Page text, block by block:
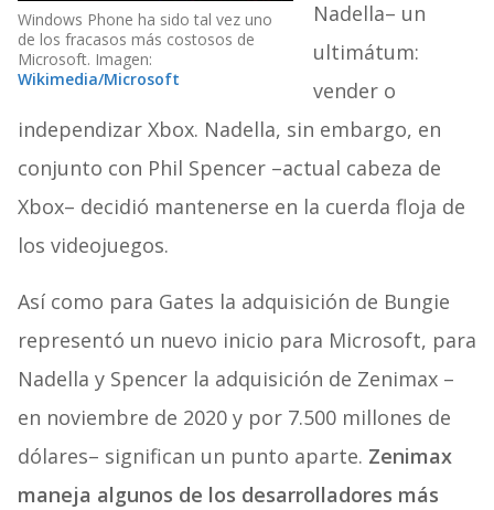
Windows Phone ha sido tal vez uno
de los fracasos más costosos de
Microsoft. Imagen:
Wikimedia/Microsoft
Nadella– un
ultimátum:
vender o
independizar Xbox. Nadella, sin embargo, en
conjunto con Phil Spencer –actual cabeza de
Xbox– decidió mantenerse en la cuerda floja de
los videojuegos.
Así como para Gates la adquisición de Bungie
representó un nuevo inicio para Microsoft, para
Nadella y Spencer la adquisición de Zenimax –
en noviembre de 2020 y por 7.500 millones de
dólares– significan un punto aparte. Zenimax
maneja algunos de los desarrolladores más